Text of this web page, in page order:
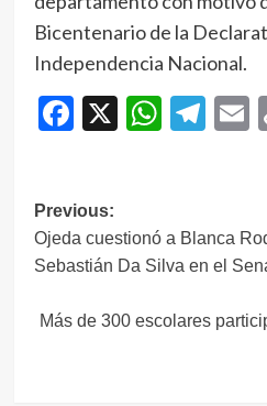
Bicentenario de la
Independencia Nacional.
Facebook
X
Navegación
de
Previous:
Ojeda cuestionó a Blanca
Sebastián Da Silva en el
Más de 300 escolares